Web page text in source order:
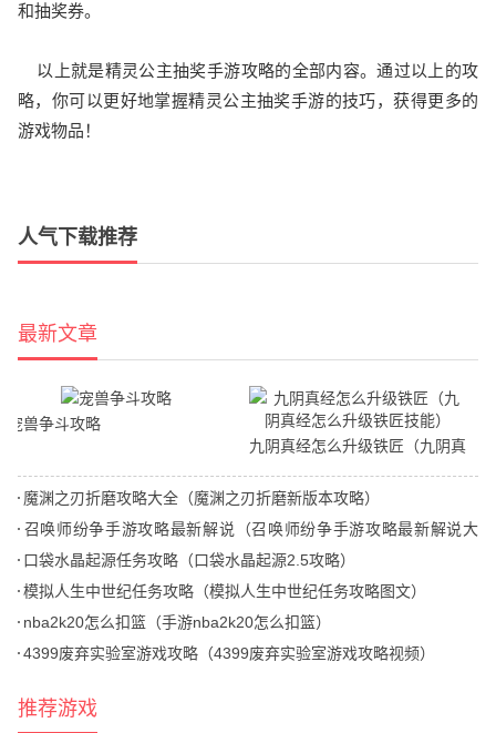
和抽奖券。
以上就是精灵公主抽奖手游攻略的全部内容。通过以上的攻
略，你可以更好地掌握精灵公主抽奖手游的技巧，获得更多的
游戏物品！
人气下载推荐
最新文章
宠兽争斗攻略
九阴真经怎么升级铁匠（九阴真
经怎么升级铁匠技能）
魔渊之刃折磨攻略大全（魔渊之刃折磨新版本攻略）
召唤师纷争手游攻略最新解说（召唤师纷争手游攻略最新解说大
全）
口袋水晶起源任务攻略（口袋水晶起源2.5攻略）
模拟人生中世纪任务攻略（模拟人生中世纪任务攻略图文）
nba2k20怎么扣篮（手游nba2k20怎么扣篮）
4399废弃实验室游戏攻略（4399废弃实验室游戏攻略视频）
推荐游戏